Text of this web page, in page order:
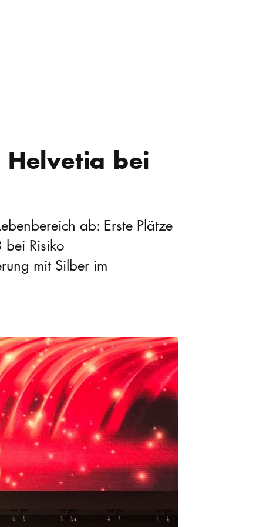
bei
ab: Erste Plätze
bei Risiko
mit Silber im